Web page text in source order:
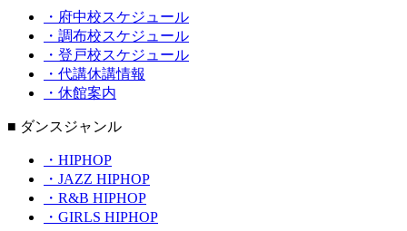
・府中校スケジュール
・調布校スケジュール
・登戸校スケジュール
・代講休講情報
・休館案内
■ ダンスジャンル
・HIPHOP
・JAZZ HIPHOP
・R&B HIPHOP
・GIRLS HIPHOP